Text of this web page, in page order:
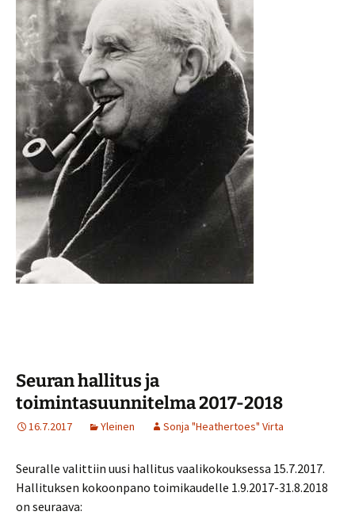
Seuran hallitus ja
toimintasuunnitelma 2017-2018
16.7.2017 Yleinen Sonja "Heathertoes" Virta
Seuralle valittiin uusi hallitus vaalikokouksessa 15.7.2017.
Hallituksen kokoonpano toimikaudelle 1.9.2017-31.8.2018
on seuraava: